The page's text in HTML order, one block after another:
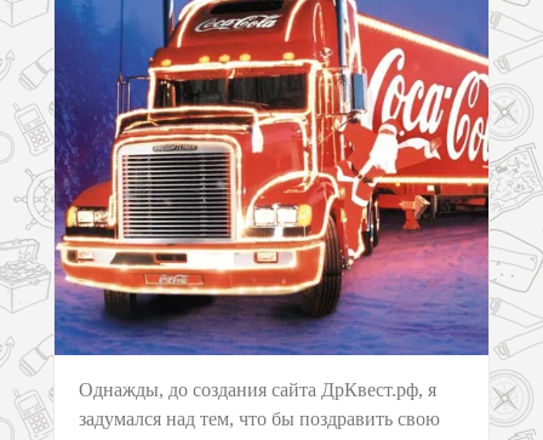
Однажды, до создания сайта ДрКвест.рф, я
задумался над тем, что бы поздравить свою